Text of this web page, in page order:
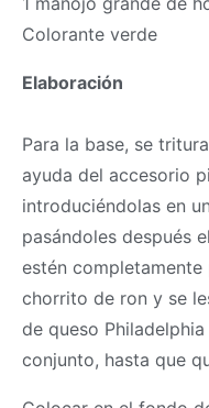
Colorante verde
Elaboración
Para la base, se
ayuda del accesorio
introduciéndolas en
pasándoles después
estén completamente
chorrito de ron y se
de queso
conjunto, hasta que